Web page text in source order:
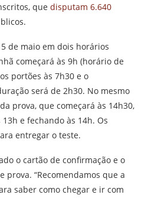
que disputam 6.640
de maio em dois horários
começará às 9h (horário de
portões às 7h30 e o
será de 2h30. No mesmo
prova, que começará às 14h30,
e fechando às 14h. Os
entregar o teste.
o cartão de confirmação e o
prova. “Recomendamos que a
saber como chegar e ir com